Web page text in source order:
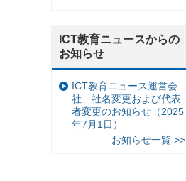
ICT教育ニュースからの
お知らせ
ICT教育ニュース運営会
社、社名変更および代表
者変更のお知らせ（2025
年7月1日）
お知らせ一覧 >>